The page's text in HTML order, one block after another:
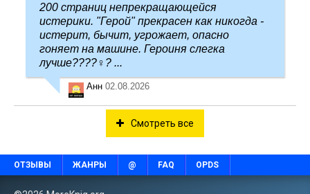
200 страниц непрекращающейся
истерики. "Герой" прекрасен как никогда -
истерит, бычит, угрожает, опасно
гоняет на машине. Героиня слегка
лучше????‍♀️? ...
Анн 02.08.2026
Смотреть все
ОТЗЫВЫ ЖАНРЫ @ FAQ OPDS